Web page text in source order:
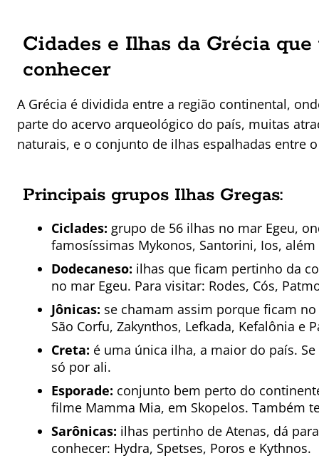
Cidades e Ilhas da Grécia
conhecer
A Grécia é dividida entre a região continental,
parte do acervo arqueológico do país, muitas
naturais, e o conjunto de ilhas espalhadas entre
Principais grupos Ilhas Gregas:
Ciclades: grupo de 56 ilhas no mar Egeu,
famosíssimas Mykonos, Santorini, Ios,
Dodecaneso: ilhas que ficam pertinho da
no mar Egeu. Para visitar: Rodes, Cós,
Jônicas: se chamam assim porque ficam
São Corfu, Zakynthos, Lefkada, Kefalônia e
Creta: é uma única ilha, a maior do país.
só por ali.
Esporade: conjunto bem perto do
filme Mamma Mia, em Skopelos. Também
Sarônicas: ilhas pertinho de Atenas, dá
conhecer: Hydra, Spetses, Poros e Kythnos.